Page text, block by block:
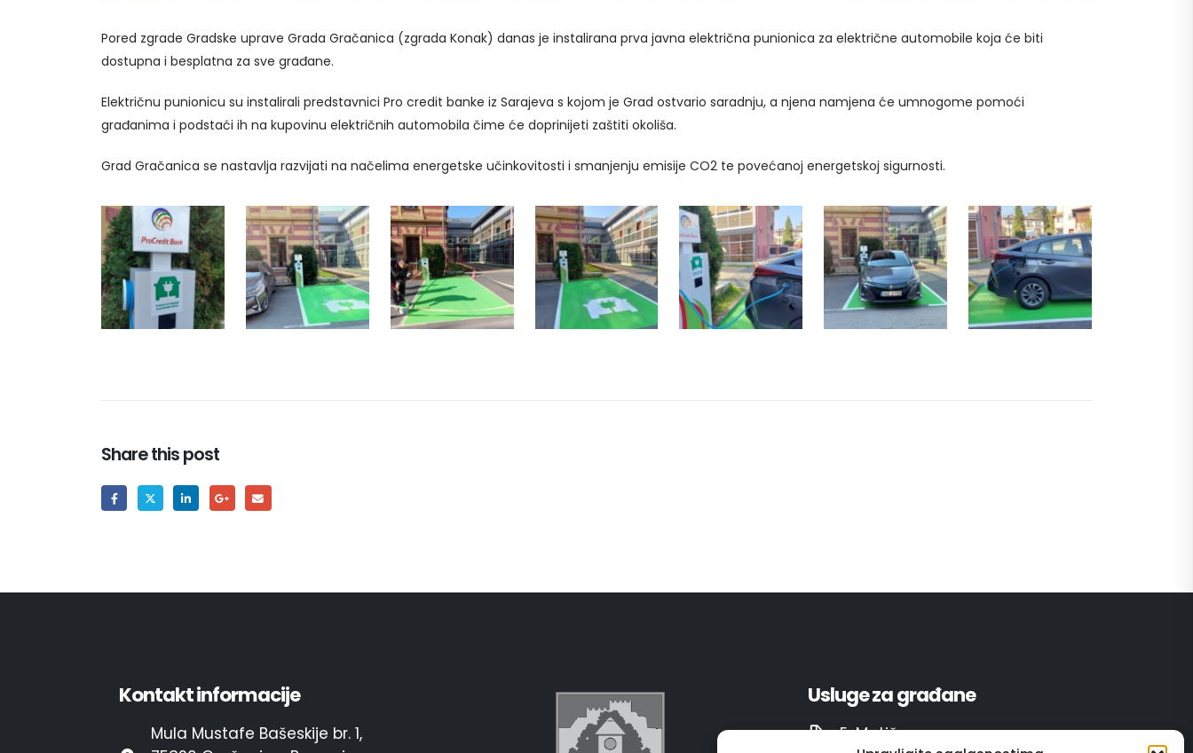
Pored zgrade Gradske uprave Grada Gračanica (zgrada Konak) danas je instalirana prva javna električna punionica za električne automobile koja će biti
dostupna i besplatna za sve građane.
Električnu punionicu su instalirali predstavnici Pro credit banke iz Sarajeva s kojom je Grad ostvario saradnju, a njena namjena će umnogome pomoći
građanima i podstaći ih na kupovinu električnih automobila čime će doprinijeti zaštiti okoliša.
Grad Gračanica se nastavlja razvijati na načelima energetske učinkovitosti i smanjenju emisije CO2 te povećanoj energetskoj sigurnosti.
Share this post
Kontakt informacije
Mula Mustafe Bašeskije br. 1,
Usluge za građane
E-Matičar